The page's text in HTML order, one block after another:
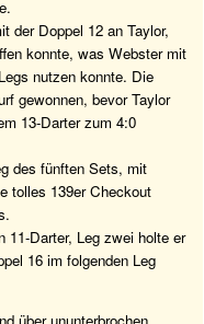
der Doppel 12 an Taylor,
konnte, was Webster mit
nutzen konnte. Die
gewonnen, bevor Taylor
13-Darter zum 4:0
des fünften Sets, mit
tolles 139er Checkout
11-Darter, Leg zwei holte er
16 im folgenden Leg